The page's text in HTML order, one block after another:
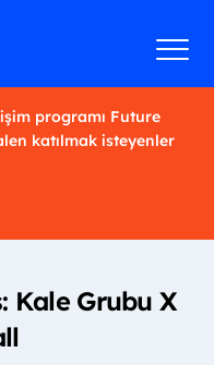
programı Future
katılmak isteyenler
Kale Grubu X